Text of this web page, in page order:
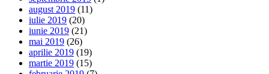
august 2019 (11)
iulie 2019 (20)
iunie 2019 (21)
mai 2019 (26)
aprilie 2019 (19)
martie 2019 (15)